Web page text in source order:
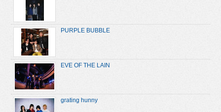
PURPLE BUBBLE
EVE OF THE LAIN
grating hunny